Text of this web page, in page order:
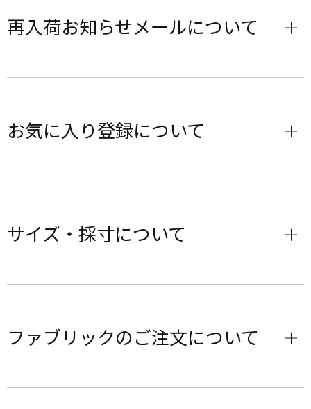
再入荷お知らせメールについて
お気に入り登録について
サイズ・採寸について
ファブリックのご注文について